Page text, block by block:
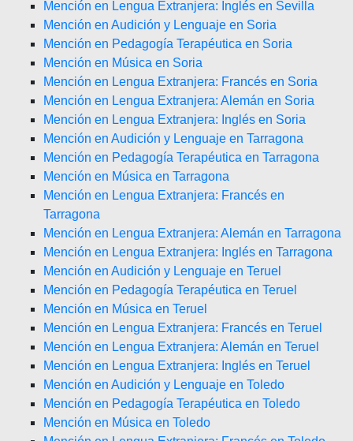
Mención en Lengua Extranjera: Inglés en Sevilla
Mención en Audición y Lenguaje en Soria
Mención en Pedagogía Terapéutica en Soria
Mención en Música en Soria
Mención en Lengua Extranjera: Francés en Soria
Mención en Lengua Extranjera: Alemán en Soria
Mención en Lengua Extranjera: Inglés en Soria
Mención en Audición y Lenguaje en Tarragona
Mención en Pedagogía Terapéutica en Tarragona
Mención en Música en Tarragona
Mención en Lengua Extranjera: Francés en
Tarragona
Mención en Lengua Extranjera: Alemán en Tarragona
Mención en Lengua Extranjera: Inglés en Tarragona
Mención en Audición y Lenguaje en Teruel
Mención en Pedagogía Terapéutica en Teruel
Mención en Música en Teruel
Mención en Lengua Extranjera: Francés en Teruel
Mención en Lengua Extranjera: Alemán en Teruel
Mención en Lengua Extranjera: Inglés en Teruel
Mención en Audición y Lenguaje en Toledo
Mención en Pedagogía Terapéutica en Toledo
Mención en Música en Toledo